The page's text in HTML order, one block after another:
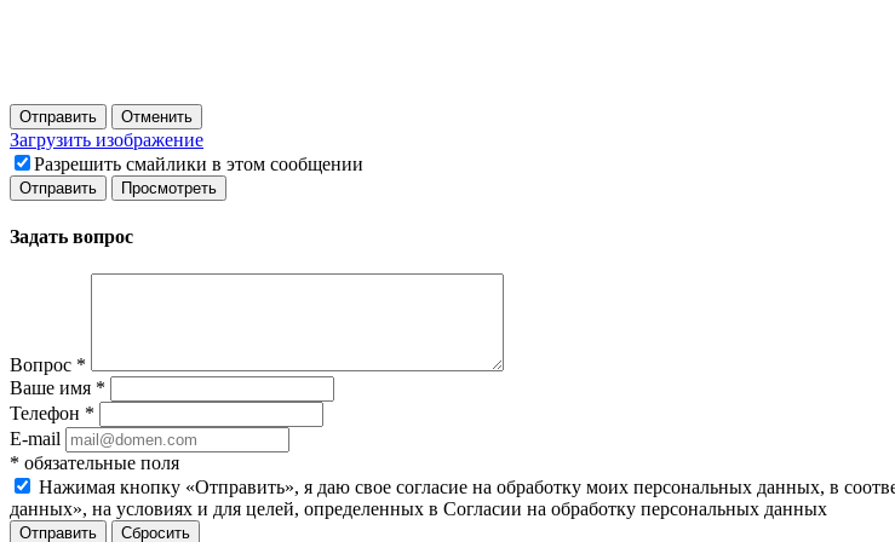
Отправить Отменить
Загрузить изображение
Разрешить смайлики в этом сообщении
Задать вопрос
Вопрос *
Ваше имя *
Телефон *
E-mail
* обязательные поля
Нажимая кнопку «Отправить», я даю свое согласие на обработку моих персональных данных, в
данных», на условиях и для целей, определенных в Согласии на обработку персональных данных
Сбросить